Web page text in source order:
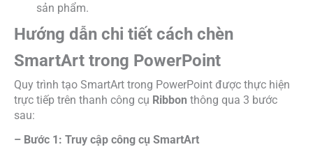
sản phẩm.
Hướng dẫn chi tiết cách chèn
SmartArt trong PowerPoint
Quy trình tạo SmartArt trong PowerPoint được thực hiện
trực tiếp trên thanh công cụ Ribbon thông qua 3 bước
sau:
– Bước 1: Truy cập công cụ SmartArt